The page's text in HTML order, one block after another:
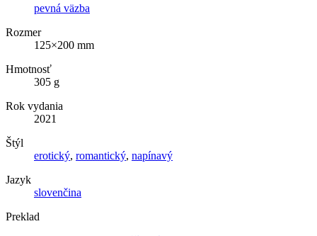
pevná väzba
Rozmer
125×200 mm
Hmotnosť
305 g
Rok vydania
2021
Štýl
erotický, romantický, napínavý
Jazyk
slovenčina
Preklad